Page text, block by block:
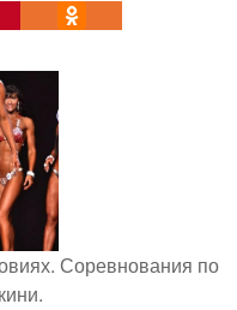
Соревнования по